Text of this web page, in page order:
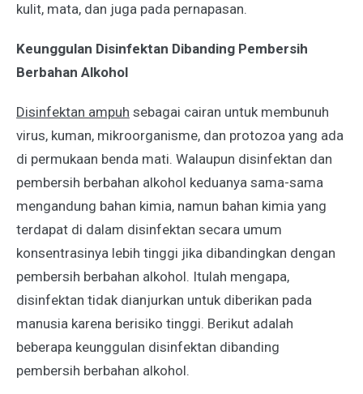
kulit, mata, dan juga pada pernapasan.
Keunggulan Disinfektan Dibanding Pembersih
Berbahan Alkohol
Disinfektan ampuh sebagai cairan untuk membunuh
virus, kuman, mikroorganisme, dan protozoa yang ada
di permukaan benda mati. Walaupun disinfektan dan
pembersih berbahan alkohol keduanya sama-sama
mengandung bahan kimia, namun bahan kimia yang
terdapat di dalam disinfektan secara umum
konsentrasinya lebih tinggi jika dibandingkan dengan
pembersih berbahan alkohol. Itulah mengapa,
disinfektan tidak dianjurkan untuk diberikan pada
manusia karena berisiko tinggi. Berikut adalah
beberapa keunggulan disinfektan dibanding
pembersih berbahan alkohol.